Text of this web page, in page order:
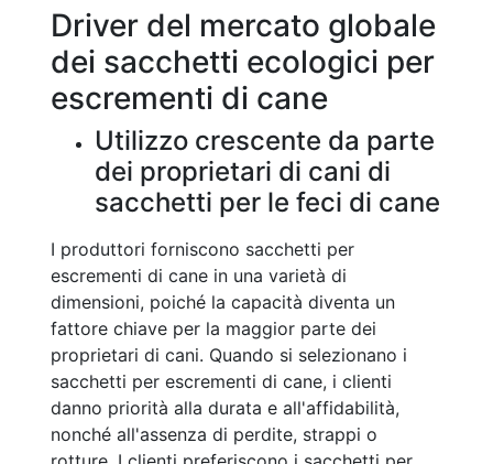
Driver del mercato globale
dei sacchetti ecologici per
escrementi di cane
Utilizzo crescente da parte
dei proprietari di cani di
sacchetti per le feci di cane
I produttori forniscono sacchetti per
escrementi di cane in una varietà di
dimensioni, poiché la capacità diventa un
fattore chiave per la maggior parte dei
proprietari di cani. Quando si selezionano i
sacchetti per escrementi di cane, i clienti
danno priorità alla durata e all'affidabilità,
nonché all'assenza di perdite, strappi o